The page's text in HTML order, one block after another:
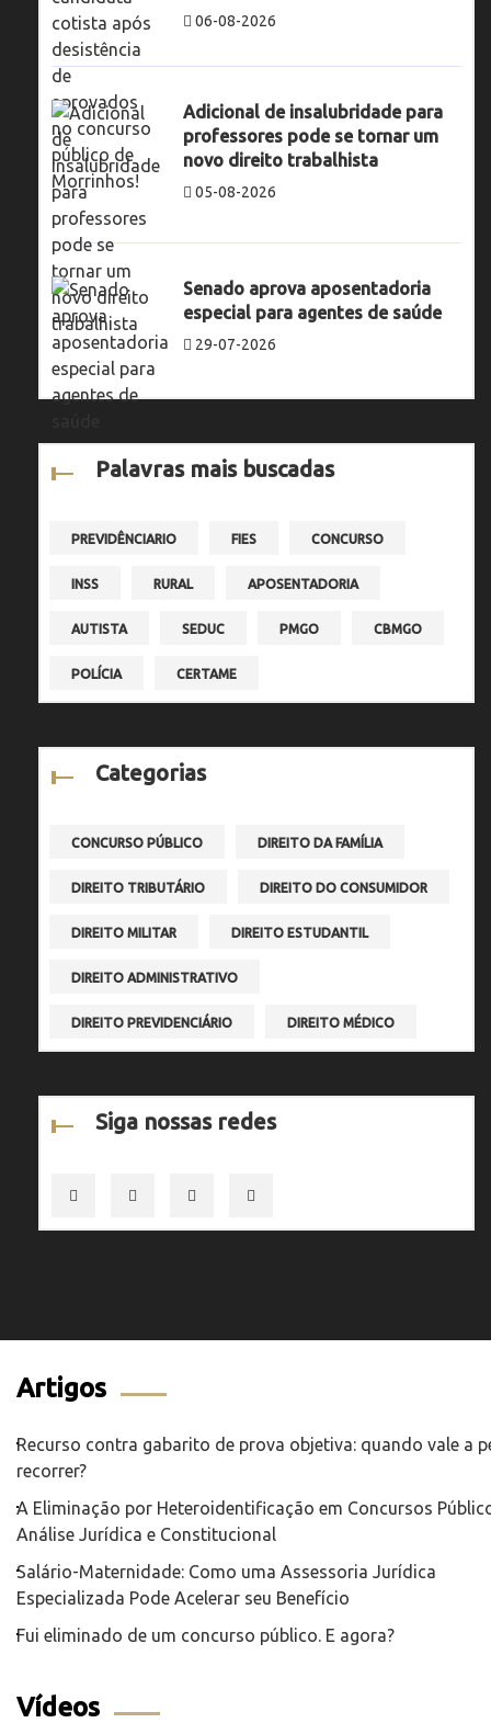
06-08-2026
Adicional de insalubridade para
professores pode se tornar um
novo direito trabalhista
05-08-2026
Senado aprova aposentadoria
especial para agentes de saúde
29-07-2026
Palavras mais buscadas
PREVIDÊNCIARIO FIES CONCURSO
INSS RURAL APOSENTADORIA
AUTISTA SEDUC PMGO CBMGO
POLÍCIA CERTAME
Categorias
CONCURSO PÚBLICO DIREITO DA FAMÍLIA
DIREITO TRIBUTÁRIO DIREITO DO CONSUMIDOR
DIREITO MILITAR DIREITO ESTUDANTIL
DIREITO ADMINISTRATIVO
DIREITO PREVIDENCIÁRIO DIREITO MÉDICO
Siga nossas redes
Artigos
Recurso contra gabarito de prova objetiva: quando vale a
recorrer?
A Eliminação por Heteroidentificação em Concursos
Análise Jurídica e Constitucional
Salário-Maternidade: Como uma Assessoria Jurídica
Especializada Pode Acelerar seu Benefício
Fui eliminado de um concurso público. E agora?
Vídeos